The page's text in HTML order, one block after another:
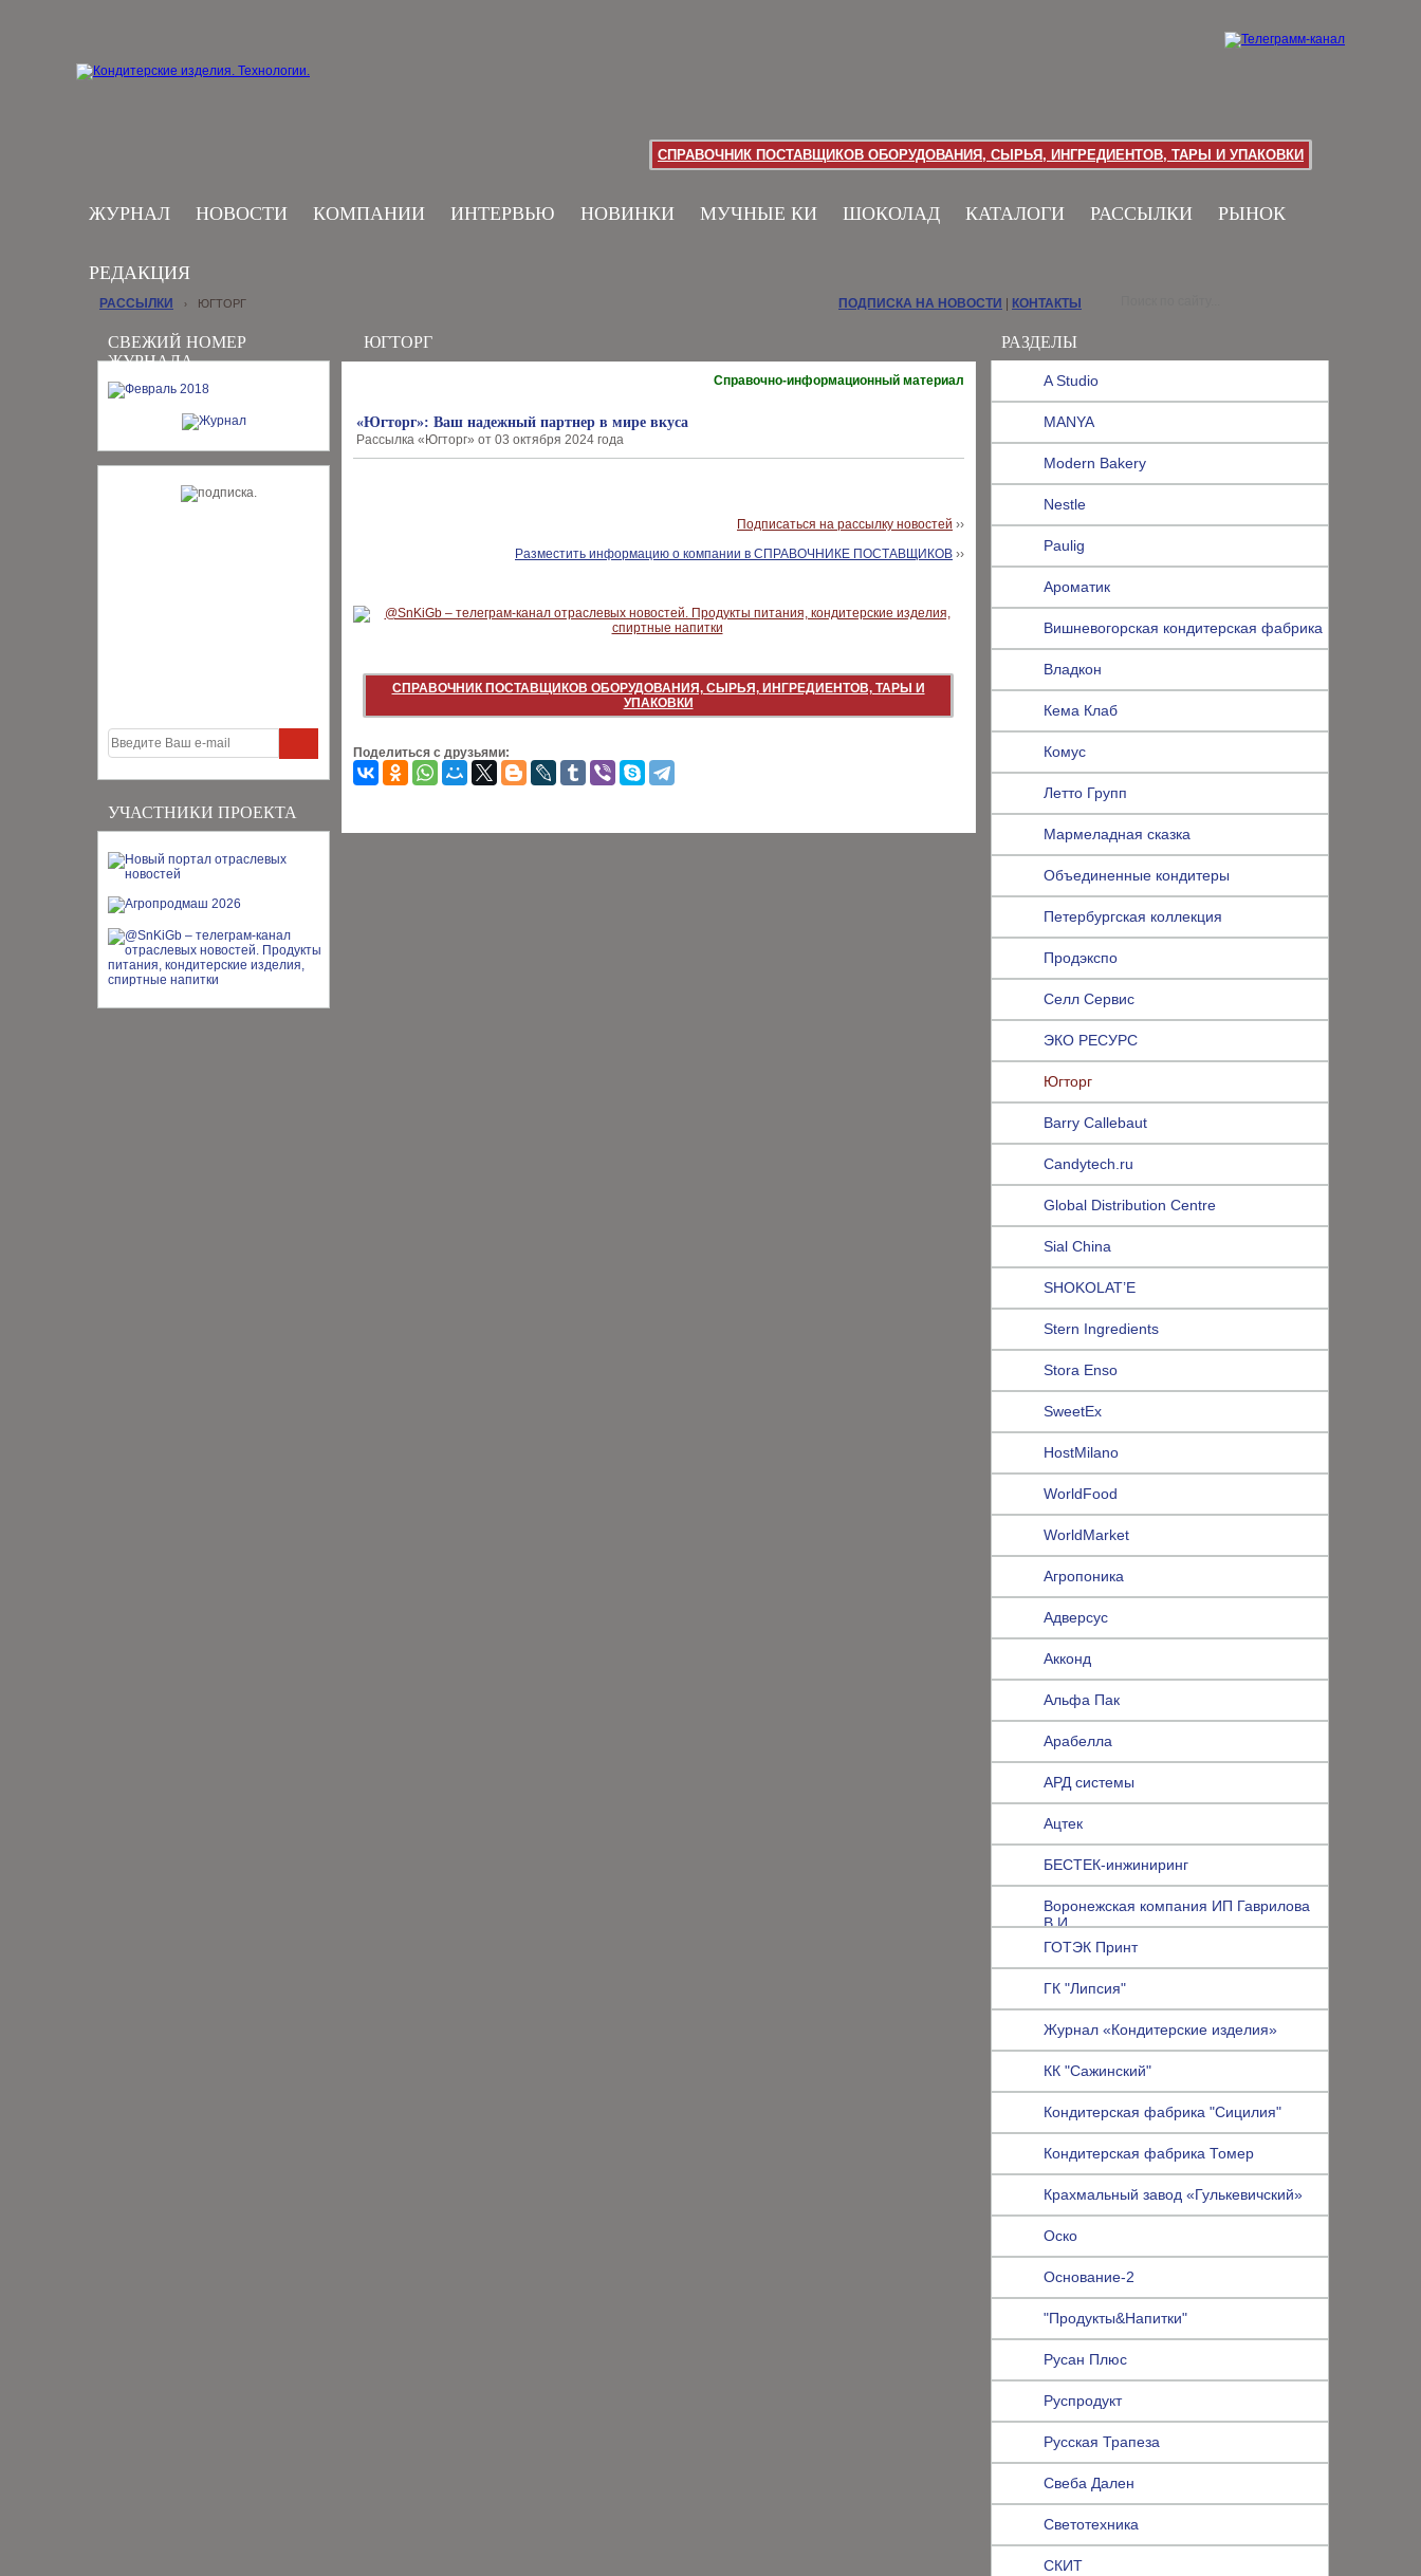
СПРАВОЧНИК ПОСТАВЩИКОВ ОБОРУДОВАНИЯ, СЫРЬЯ, ИНГРЕДИЕНТОВ, ТАРЫ И УПАКОВКИ
ЖУРНАЛ НОВОСТИ КОМПАНИИ ИНТЕРВЬЮ НОВИНКИ МУЧНЫЕ КИ ШОКОЛАД КАТАЛОГИ РАССЫЛКИ РЫНОК
РЕДАКЦИЯ
СВЕЖИЙ НОМЕР
ЖУРНАЛА
УЧАСТНИКИ ПРОЕКТА
РАЗДЕЛЫ
A Studio
MANYA
Modern Bakery
Nestle
Paulig
Ароматик
Вишневогорская кондитерская фабрика
Владкон
Кема Клаб
Комус
Летто Групп
Мармеладная сказка
Объединенные кондитеры
Петербургская коллекция
Продэкспо
Селл Сервис
ЭКО РЕСУРС
Югторг
Barry Callebaut
Candytech.ru
Global Distribution Centre
Sial China
SHOKOLAT’E
Stern Ingredients
Stora Enso
SweetEx
HostMilano
WorldFood
WorldMarket
Агропоника
Адверсус
Акконд
Альфа Пак
Арабелла
АРД системы
Ацтек
БЕСТЕК-инжиниринг
Воронежская компания ИП Гаврилова
В.И.
ГОТЭК Принт
ГК "Липсия"
Журнал «Кондитерские изделия»
КК "Сажинский"
Кондитерская фабрика "Сицилия"
Кондитерская фабрика Томер
Крахмальный завод «Гулькевичский»
Оско
Основание-2
"Продукты&Напитки"
Русан Плюс
Руспродукт
Русская Трапеза
Свеба Дален
Светотехника
СКИТ
РАССЫЛКИ › ЮГТОРГ ПОДПИСКА НА НОВОСТИ КОНТАКТЫ
ЮГТОРГ
Справочно-информационный материал
«Югторг»: Ваш надежный партнер в мире вкуса
Рассылка «Югторг» от 03 октября 2024 года
Подписаться на рассылку новостей ››
Разместить информацию о компании в СПРАВОЧНИКЕ ПОСТАВЩИКОВ ››
СПРАВОЧНИК ПОСТАВЩИКОВ ОБОРУДОВАНИЯ, СЫРЬЯ, ИНГРЕДИЕНТОВ, ТАРЫ И
УПАКОВКИ
Поделиться с друзьями: